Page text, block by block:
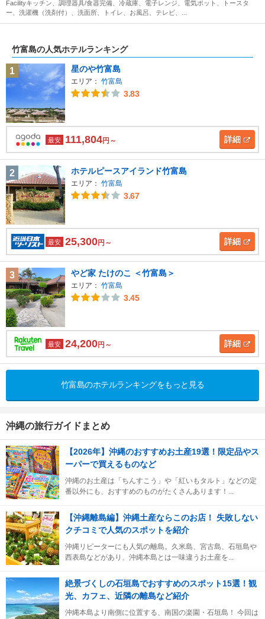
Facilityキッチン、調理器具/食器完備、冷蔵庫、電子レンジ、電気ポット、トースタ
ー、洗濯機（洗剤付）、洗面所、トイレ、お風呂、テレビ、...
竹富島の人気ホテルランキング
1 星のや竹富島
エリア： 竹富島
3.83
最安 111,804円～ 詳細
2 ホテルピースアイランド竹富島
エリア： 竹富島
3.67
最安 25,300円～ 詳細
3 やど家 たけのこ ＜竹富島＞
エリア： 竹富島
3.45
最安 24,200円～ 詳細
竹富島のホテルランキングをもっと見る
沖縄の旅行ガイドまとめ
【2026年】沖縄のおすすめお土産19選！限定品やス
ーパーで買えるものなど
沖縄のお土産は「ちんすこう」や「紅いもタルト」などの定
番以外にも、おすすめのものがたくさんあります！...
【沖縄離島編】沖縄土産ならこのお店！ 失敗しない
クチコミで人気のスポットを紹介
沖縄リピーターにも人気の離島。久米島、宮古島、石垣島や
西表島などがあり、沖縄本島とは一味違うお土産を...
絶景づくしの石垣島でおすすめのスポット15選！観
光、カフェ、近隣の離島など紹介
沖縄本島より南側に位置する、南国の楽園・石垣島！ 今回は